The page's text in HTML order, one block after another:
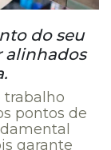
do seu
alinhados
trabalho
pontos de
garante